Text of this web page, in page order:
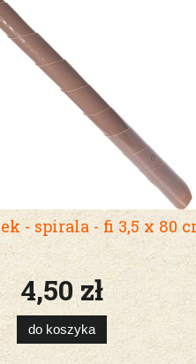
- spirala - fi 3,5 x 80
4,50 zł
do koszyka